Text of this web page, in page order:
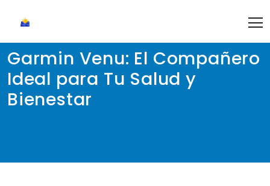
content
Garmin Venu: El Compañero
Ideal para Tu Salud y
Bienestar